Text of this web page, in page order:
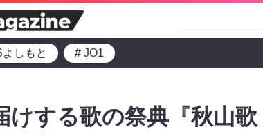
しもと # JO1
けする歌の祭典『秋山歌